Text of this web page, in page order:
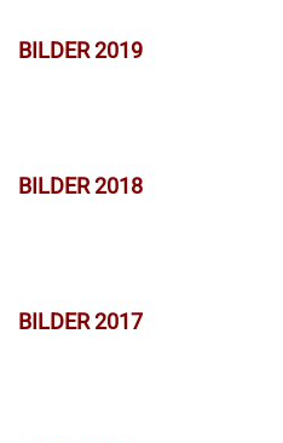
BILDER 2019
BILDER 2018
BILDER 2017